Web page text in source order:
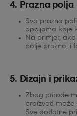
4. Prazna polja
Sva prazna
opcijama koje
Na primjer,
polje prazno, i
5. Dizajn i
Zbog prirode
proizvod može
Sve dodatne